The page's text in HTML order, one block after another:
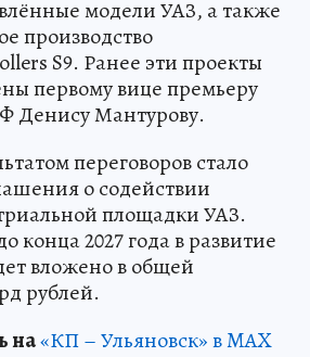
модели УАЗ, а также
производство
S9. Ранее эти проекты
первому вице премьеру
Денису Мантурову.
переговоров стало
о содействии
площадки УАЗ.
конца 2027 года в развитие
вложено в общей
рублей.
на«КП – Ульяновск» в MAX